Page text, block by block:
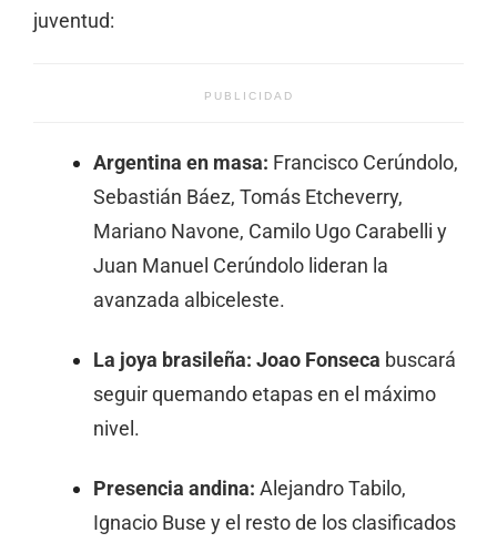
juventud:
PUBLICIDAD
Argentina en masa: Francisco Cerúndolo,
Sebastián Báez, Tomás Etcheverry,
Mariano Navone, Camilo Ugo Carabelli y
Juan Manuel Cerúndolo lideran la
avanzada albiceleste.
La joya brasileña: Joao Fonseca buscará
seguir quemando etapas en el máximo
nivel.
Presencia andina: Alejandro Tabilo,
Ignacio Buse y el resto de los clasificados